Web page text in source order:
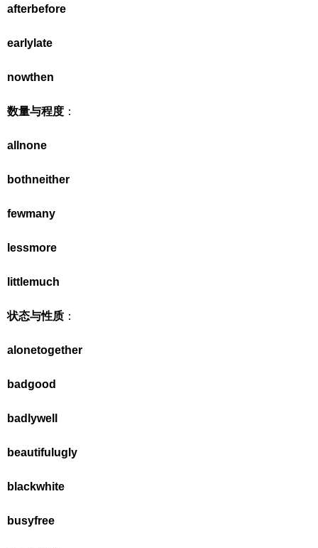
afterbefore
early late
nowthen
数量与程度 ：
all none
bothneither
fewmany
lessmore
littlemuch
状态与性质 ：
alonetogether
badgood
badlywell
beautiful ugly
blackwhite
busyfree